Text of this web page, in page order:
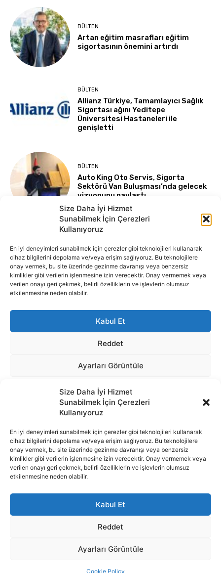
Size Daha İyi Hizmet
Sunabilmek İçin Çerezleri
Kullanıyoruz
En iyi deneyimleri sunabilmek için çerezler gibi teknolojileri kullanarak
cihaz bilgilerini depolama ve/veya erişim sağlıyoruz. Bu teknolojilere
onay vermek, bu site üzerinde gezinme davranışı veya benzersiz
kimlikler gibi verilerin işlenmesine izin verecektir. Onay vermemek veya
verilen onayı geri çekmek, belirli özelliklerin ve işlevlerin olumsuz
etkilenmesine neden olabilir.
Kabul Et
Reddet
Ayarları Görüntüle
Cookie Policy
İnternet portalımızda yer alan tüm haber metini, resim ve benzeri
içeriğin hakları Sigortamedya Yayıncılık A.Ş.'ye aittir. Hiçbir şekilde
basılı ya da elektronik bir ortamda, kaynak gösterilse bile izin
e-Mail Adresimiz: info@sigortamedia.com